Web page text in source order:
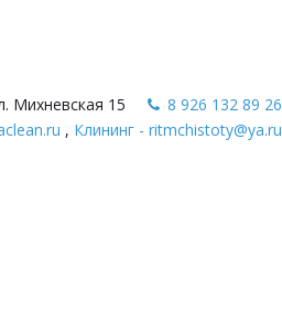
8 926 132 89 26
Михневская 15
, Клининг - ritmchistoty@ya.ru